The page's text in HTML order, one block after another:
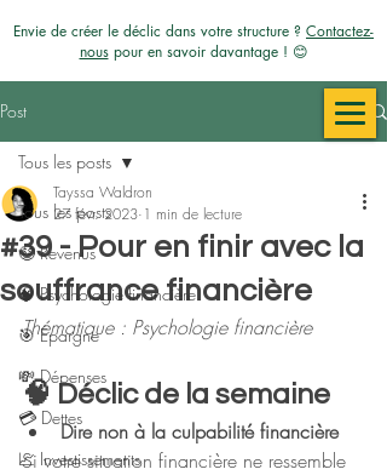
Envie de créer le déclic dans votre structure ? Contactez-
nouspour en savoir davantage ! 😊
Post
Tous les posts
🤑 Revenus
🧠 Psychologie financière
🎯 Épargne
💸 Dépenses
💳​ Dettes
📈 Investissements
Tous les posts
#39 - Pour en finir avec la
souffrance financière
Tayssa Waldron
27 févr. 2023 1 min de lecture
Thématique : Psychologie financière
🧠 Déclic de la semaine
Dire non à la culpabilité financière
Si votre situation financière ne ressemble